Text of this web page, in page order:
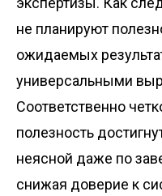
не планируют
ожидаемых
универсальными
Соответственно
полезность
неясной даже по
снижая доверие к